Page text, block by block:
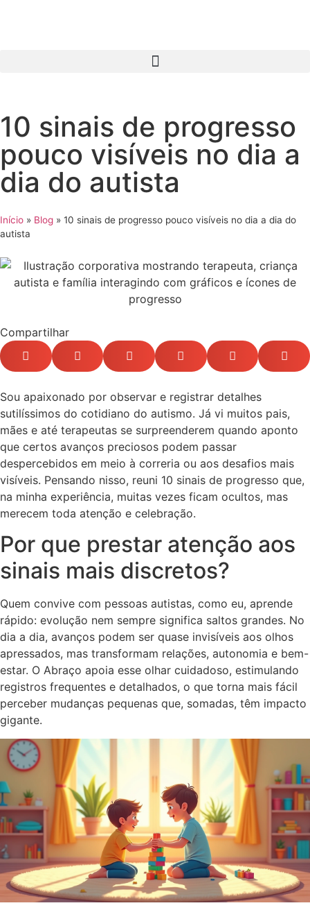
10 sinais de progresso
pouco visíveis no dia a
dia do autista
Início » Blog » 10 sinais de progresso pouco visíveis no dia a dia do
autista
Compartilhar
Sou apaixonado por observar e registrar detalhes
sutilíssimos do cotidiano do autismo. Já vi muitos pais,
mães e até terapeutas se surpreenderem quando aponto
que certos avanços preciosos podem passar
despercebidos em meio à correria ou aos desafios mais
visíveis. Pensando nisso, reuni 10 sinais de progresso que,
na minha experiência, muitas vezes ficam ocultos, mas
merecem toda atenção e celebração.
Por que prestar atenção aos
sinais mais discretos?
Quem convive com pessoas autistas, como eu, aprende
rápido: evolução nem sempre significa saltos grandes. No
dia a dia, avanços podem ser quase invisíveis aos olhos
apressados, mas transformam relações, autonomia e bem-
estar. O Abraço apoia esse olhar cuidadoso, estimulando
registros frequentes e detalhados, o que torna mais fácil
perceber mudanças pequenas que, somadas, têm impacto
gigante.